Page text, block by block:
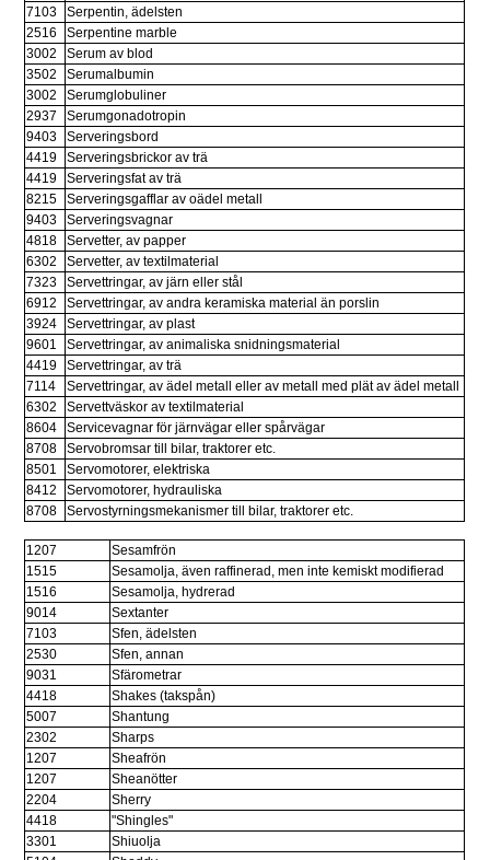
7103
Serpentin, ädelsten
2516
Serpentine marble
3002
Serum av blod
3502
Serumalbumin
3002
Serumglobuliner
2937
Serumgonadotropin
9403
Serveringsbord
4419
Serveringsbrickor av trä
4419
Serveringsfat av trä
8215
Serveringsgafflar av oädel metall
9403
Serveringsvagnar
4818
Servetter, av papper
6302
Servetter, av textilmaterial
7323
Servettringar, av järn eller stål
6912
Servettringar, av andra keramiska material än porslin
3924
Servettringar, av plast
9601
Servettringar, av animaliska snidningsmaterial
4419
Servettringar, av trä
7114
Servettringar, av ädel metall eller av metall med plät av ädel metall
6302
Servettväskor av textilmaterial
8604
Servicevagnar för järnvägar eller spårvägar
8708
Servobromsar till bilar, traktorer etc.
8501
Servomotorer, elektriska
8412
Servomotorer, hydrauliska
8708
Servostyrningsmekanismer till bilar, traktorer etc.
1207
Sesamfrön
1515
Sesamolja, även raffinerad, men inte kemiskt modifierad
1516
Sesamolja, hydrerad
9014
Sextanter
7103
Sfen, ädelsten
2530
Sfen, annan
9031
Sfärometrar
4418
Shakes (takspån)
5007
Shantung
2302
Sharps
1207
Sheafrön
1207
Sheanötter
2204
Sherry
4418
"Shingles"
3301
Shiuolja